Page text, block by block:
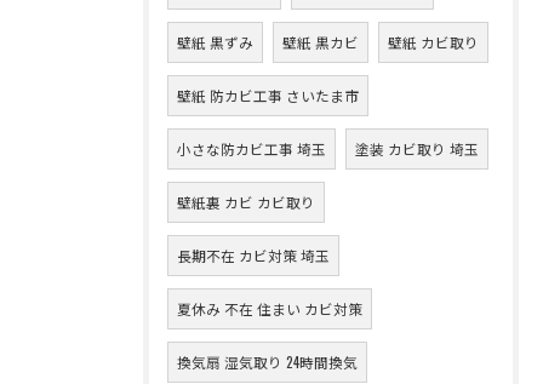
壁紙 黒ずみ 壁紙 黒カビ 壁紙 カビ取り
壁紙 防カビ工事 さいたま市
小さな防カビ工事 埼玉 塗装 カビ取り 埼玉
壁紙裏 カビ カビ取り
長期不在 カビ対策 埼玉
夏休み 不在 住まい カビ対策
換気扇 湿気取り 24時間換気